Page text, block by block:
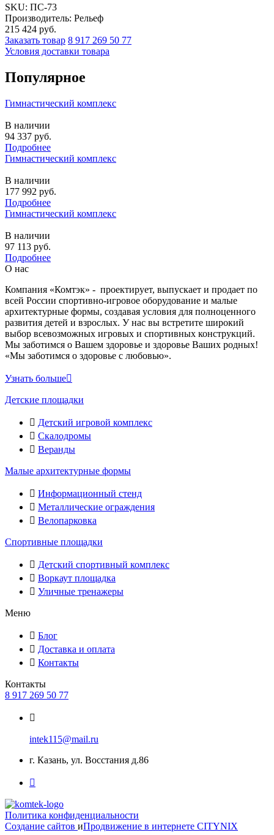
SKU: ПС-73
Производитель: Рельеф
215 424 руб.
Заказать товар 8 917 269 50 77
Условия доставки товара
Популярное
Гимнастический комплекс
В наличии
94 337 руб.
Подробнее
Гимнастический комплекс
В наличии
177 992 руб.
Подробнее
Гимнастический комплекс
В наличии
97 113 руб.
Подробнее
О нас
Компания «Комтэк» - проектирует, выпускает и продает по
всей России спортивно-игровое оборудование и малые
архитектурные формы, создавая условия для полноценного
развития детей и взрослых. У нас вы встретите широкий
выбор всевозможных игровых и спортивных конструкций.
Мы заботимся о Вашем здоровье и здоровье Ваших родных!
«Мы заботимся о здоровье с любовью».
Узнать больше
Детские площадки
Детский игровой комплекс
Скалодромы
Веранды
Малые архитектурные формы
Информационный стенд
Металлические ограждения
Велопарковка
Спортивные площадки
Детский спортивный комплекс
Воркаут площадка
Уличные тренажеры
Меню
Блог
Доставка и оплата
Контакты
Контакты
8 917 269 50 77
intek115@mail.ru
г. Казань, ул. Восстания д.86
Политика конфиденциальности
Создание сайтов иПродвижение в интернете CITYNIX